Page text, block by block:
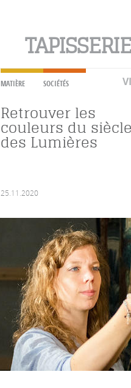
TAPISSERIE
MATIÈRE SOCIÉTÉS
Retrouver les
couleurs du siècle
des Lumières
25.11.2020